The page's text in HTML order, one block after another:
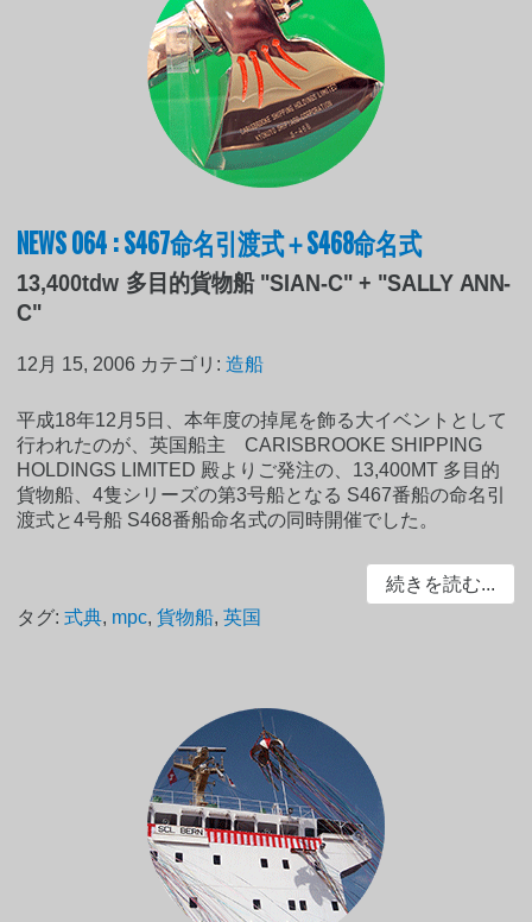
NEWS 064 : S467命名引渡式＋S468命名式
13,400tdw 多目的貨物船 "SIAN-C" + "SALLY ANN-
C"
12月 15, 2006 カテゴリ:造船
平成18年12月5日、本年度の掉尾を飾る大イベントとして
行われたのが、英国船主 CARISBROOKE SHIPPING
HOLDINGS LIMITED 殿よりご発注の、13,400MT 多目的
貨物船、4隻シリーズの第3号船となる S467番船の命名引
渡式と4号船 S468番船命名式の同時開催でした。
続きを読む...
タグ:式典, mpc,貨物船,英国